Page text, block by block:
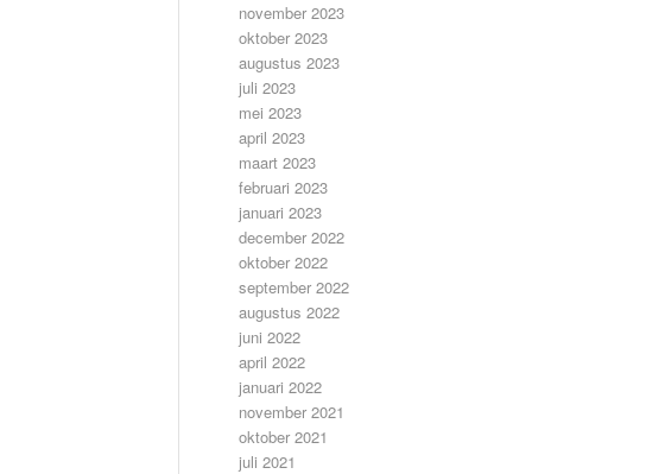
november 2023
oktober 2023
augustus 2023
juli 2023
mei 2023
april 2023
maart 2023
februari 2023
januari 2023
december 2022
oktober 2022
september 2022
augustus 2022
juni 2022
april 2022
januari 2022
november 2021
oktober 2021
juli 2021